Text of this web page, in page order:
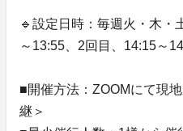
🔹設定日時：毎週火・木・
～13:55、2回目、14:15～
■開催方法：ZOOMにて現
継＞